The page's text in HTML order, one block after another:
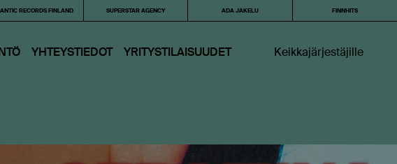
RECORDS FINLAND SUPERSTAR AGENCY ADA JAKELU FINNHITS
YHTEYSTIEDOT YRITYSTILAISUUDET Keikkajärjestäjille